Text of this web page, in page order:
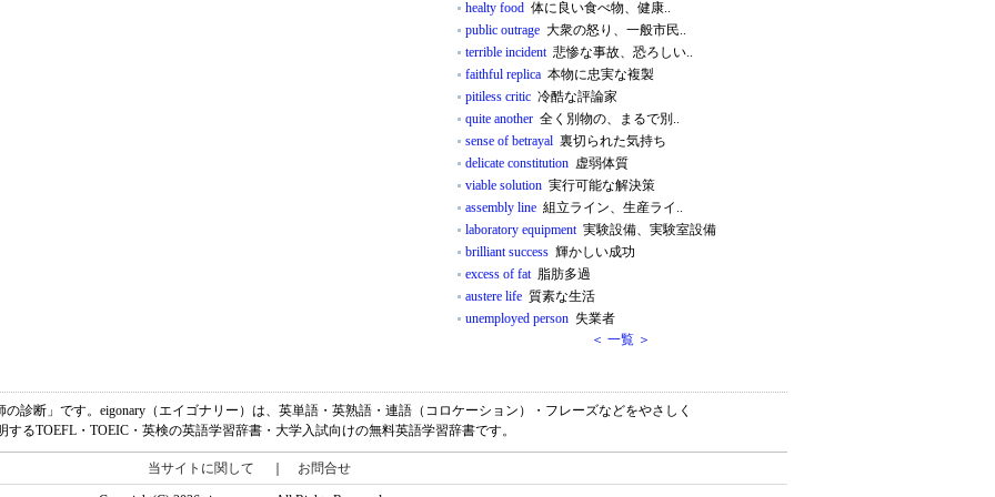
healty food 体に良い食べ物、健康..
public outrage 大衆の怒り、一般市民..
terrible incident悲惨な事故、恐ろしい..
faithful replica 本物に忠実な複製
pitiless critic 冷酷な評論家
quite another 全く別物の、まるで別..
sense of betrayal 裏切られた気持ち
delicate constitution 虚弱体質
viable solution 実行可能な解決策
assembly line 組立ライン、生産ライ..
laboratory equipment実験設備、実験室設備
brilliant success 輝かしい成功
excess of fat脂肪多過
austere life 質素な生活
unemployed person 失業者
＜ 一覧 ＞
の診断」です。eigonary（エイゴナリー）は、英単語・英熟語・連語（コロケーション）・フレーズなどをやさしく
するTOEFL・TOEIC・英検の英語学習辞書・大学入試向けの無料英語学習辞書です。
当サイトに関して お問合せ